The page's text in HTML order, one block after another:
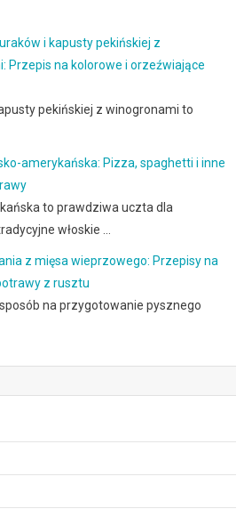
i kapusty pekińskiej z
Przepis na kolorowe i orzeźwiające
pekińskiej z winogronami to
amerykańska: Pizza, spaghetti i inne
to prawdziwa uczta dla
włoskie …
z mięsa wieprzowego: Przepisy na
z rusztu
na przygotowanie pysznego